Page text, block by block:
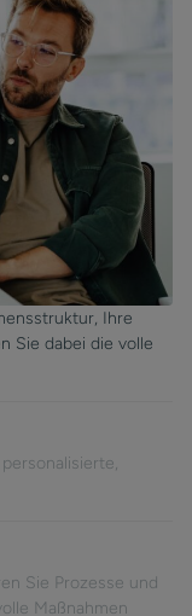
Ihre
Sie dabei die volle
Sie Prozesse und
Maßnahmen